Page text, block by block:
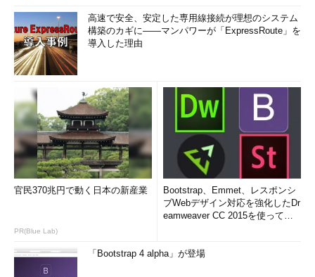
高速で安全、安定した専用線接続が理想のシステム
構築のカギに――マンパワーが「ExpressRoute」を
導入した理由
官民370兆円で動く日本の新産業
PR(Blue Lab)
Bootstrap、Emmet、レスポンシ
ブWebデザイン対応を強化したDr
eamweaver CC 2015を使って
「Bootstrap 4 alpha」が登場